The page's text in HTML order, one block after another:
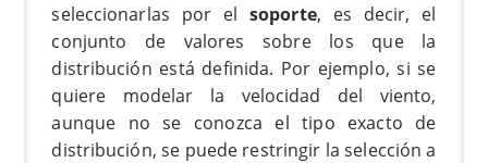
seleccionarlas por elsoporte, es decir, el
conjunto de valores sobre los que la
distribución está definida. Por ejemplo, si se
quiere modelar la velocidad del viento,
aunque no se conozca el tipo exacto de
distribución, se puede restringir la selección a